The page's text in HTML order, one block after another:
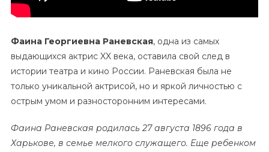
Фаина Георгиевна Раневская, одна из самых
выдающихся актрис XX века, оставила свой след в
истории театра и кино России. Раневская была не
только уникальной актрисой, но и яркой личностью с
острым умом и разносторонним интересами.
Фаина Раневская родилась 27 августа 1896 года в
Харькове, в семье мелкого служащего. Еще ребенком